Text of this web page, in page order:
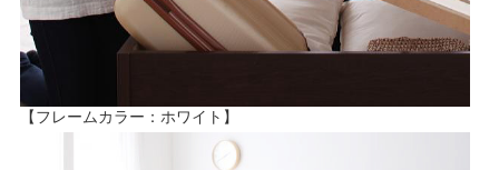
【フレームカラー：ホワイト】